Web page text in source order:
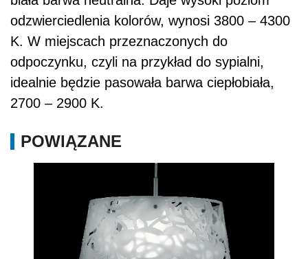
odzwierciedlenia kolorów, wynosi 3800 – 4300
K. W miejscach przeznaczonych do
odpoczynku, czyli na przykład do sypialni,
idealnie będzie pasowała barwa ciepłobiała,
2700 – 2900 K.
POWIĄZANE